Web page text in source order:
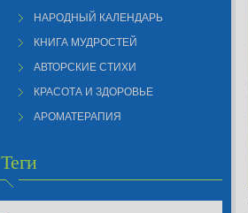
НАРОДНЫЙ КАЛЕНДАРЬ
КНИГА МУДРОСТЕЙ
АВТОРСКИЕ СТИХИ
КРАСОТА И ЗДОРОВЬЕ
АРОМАТЕРАПИЯ
Теги